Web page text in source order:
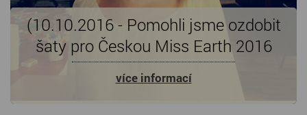
(10.10.2016 - Pomohli jsme ozdobit
šaty pro Českou Miss Earth 2016
více informací